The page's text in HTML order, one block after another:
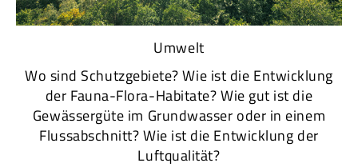
Umwelt
Wo sind Schutzgebiete? Wie ist die Entwicklung
der Fauna-Flora-Habitate? Wie gut ist die
Gewässergüte im Grundwasser oder in einem
Flussabschnitt? Wie ist die Entwicklung der
Luftqualität?